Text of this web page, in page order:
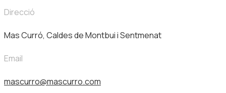
Direcció
Mas Curró, Caldes de Montbui i Sentmenat
Email
mascurro@mascurro.com